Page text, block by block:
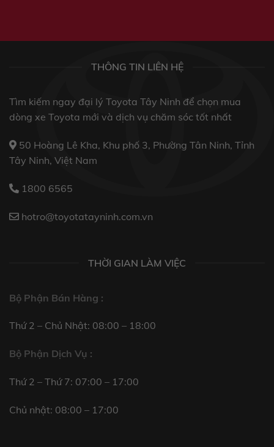
THÔNG TIN LIÊN HỆ
Tìm kiếm ngay đại lý Toyota Tây Ninh để chọn mua
dòng xe Toyota mới và dịch vụ chăm sóc tốt nhất
50 Hoàng Lê Kha, Khu phố 3, Phường Tân Ninh, Tỉnh
Tây Ninh, Việt Nam
1800 6565
hotro@toyotatayninh.com.vn
THỜI GIAN LÀM VIỆC
Bộ Phận Bán Hàng :
Thứ 2 – Chủ Nhật: 08:00 – 18:00
Bộ Phận Dịch Vụ :
Thứ 2 – Thứ 7: 07:00 – 17:00
Chủ nhật: 08:00 – 17:00